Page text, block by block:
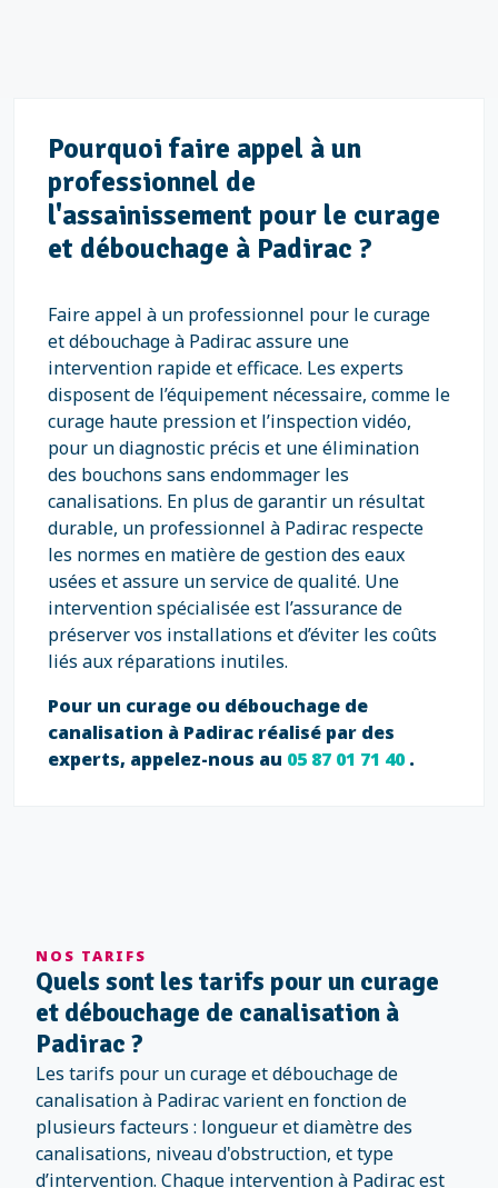
Pourquoi faire appel à un
professionnel de
l'assainissement pour le curage
et débouchage à Padirac ?
Faire appel à un professionnel pour le curage
et débouchage à Padirac assure une
intervention rapide et efficace. Les experts
disposent de l’équipement nécessaire, comme le
curage haute pression et l’inspection vidéo,
pour un diagnostic précis et une élimination
des bouchons sans endommager les
canalisations. En plus de garantir un résultat
durable, un professionnel à Padirac respecte
les normes en matière de gestion des eaux
usées et assure un service de qualité. Une
intervention spécialisée est l’assurance de
préserver vos installations et d’éviter les coûts
liés aux réparations inutiles.
Pour un curage ou débouchage de
canalisation à Padirac réalisé par des
experts, appelez-nous au 05 87 01 71 40.
NOS TARIFS
Quels sont les tarifs pour un curage
et débouchage de canalisation à
Padirac ?
Les tarifs pour un curage et débouchage de
canalisation à Padirac varient en fonction de
plusieurs facteurs : longueur et diamètre des
canalisations, niveau d'obstruction, et type
d’intervention. Chaque intervention à Padirac est